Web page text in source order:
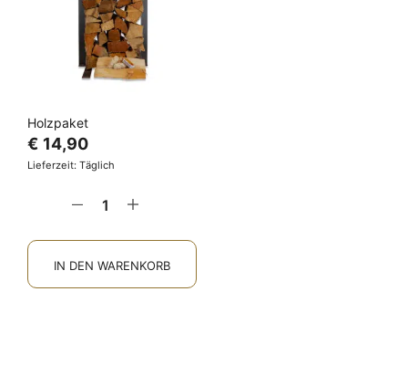
Holzpaket
€ 14,90
Lieferzeit: Täglich
IN DEN WARENKORB